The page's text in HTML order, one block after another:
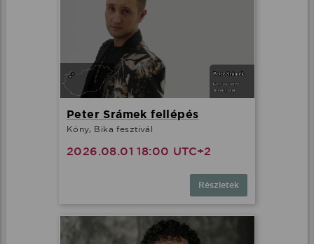
Peter Srámek fellépés
Kóny, Bika fesztivál
2026.08.01 18:00 UTC+2
Részletek